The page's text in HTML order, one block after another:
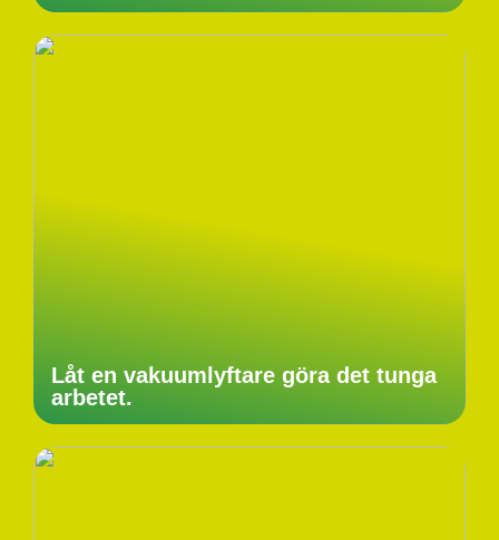
Låt en vakuumlyftare göra det tunga
arbetet.